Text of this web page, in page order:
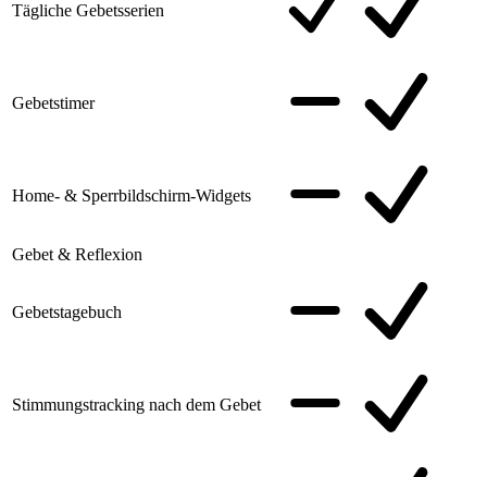
Tägliche Gebetsserien
Gebetstimer
Home- & Sperrbildschirm-Widgets
Gebet & Reflexion
Gebetstagebuch
Stimmungstracking nach dem Gebet